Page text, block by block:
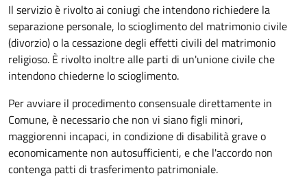
Il servizio è rivolto ai coniugi che intendono richiedere la
separazione personale, lo scioglimento del matrimonio civile
(divorzio) o la cessazione degli effetti civili del matrimonio
religioso. È rivolto inoltre alle parti di un'unione civile che
intendono chiederne lo scioglimento.
Per avviare il procedimento consensuale direttamente in
Comune, è necessario che non vi siano figli minori,
maggiorenni incapaci, in condizione di disabilità grave o
economicamente non autosufficienti, e che l'accordo non
contenga patti di trasferimento patrimoniale.